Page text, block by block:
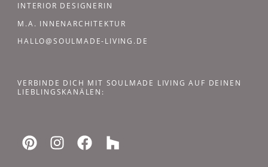
INTERIOR DESIGNERIN
M.A. INNENARCHITEKTUR
HALLO@SOULMADE-LIVING.DE
VERBINDE DICH MIT SOULMADE LIVING AUF DEINEN
LIEBLINGSKANÄLEN: